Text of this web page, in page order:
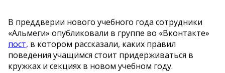
В преддверии нового учебного года сотрудники
«Альмеги» опубликовали в группе во «Вконтакте»
пост, в котором рассказали, каких правил
поведения учащимся стоит придерживаться в
кружках и секциях в новом учебном году.